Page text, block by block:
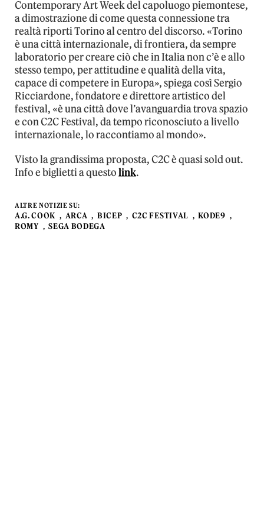
Contemporary Art Week del capoluogo piemontese,
a dimostrazione di come questa connessione tra
realtà riporti Torino al centro del discorso. «Torino
è una città internazionale, di frontiera, da sempre
laboratorio per creare ciò che in Italia non c’è e allo
stesso tempo, per attitudine e qualità della vita,
capace di competere in Europa», spiega così Sergio
Ricciardone, fondatore e direttore artistico del
festival, «è una città dove l’avanguardia trova spazio
e con C2C Festival, da tempo riconosciuto a livello
internazionale, lo raccontiamo al mondo».
Visto la grandissima proposta, C2C è quasi sold out.
Info e biglietti a questolink.
ALTRE NOTIZIE SU:
A.G. COOK ARCA BICEP C2C FESTIVAL
KODE9
ROMY
SEGA BODEGA